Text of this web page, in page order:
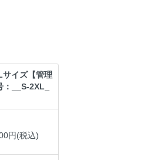
サイズ【管理
：__S-2XL_
円(税込)